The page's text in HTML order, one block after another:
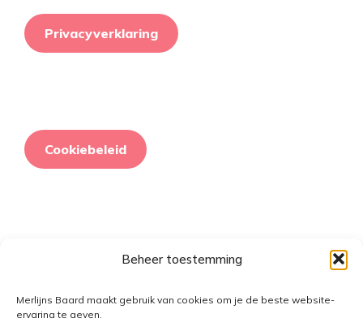
Beheer toestemming
Merlijns Baard maakt gebruik van cookies om je de beste website-
ervaring te geven.
Privacyverklaring
Cookiebeleid
Retourneringsbeleid